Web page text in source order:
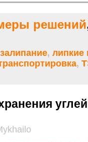
решений
залипание, липкие
,